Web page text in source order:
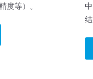
度等）。